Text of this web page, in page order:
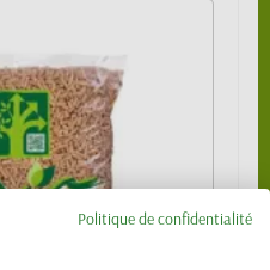
Politique de confidentialité